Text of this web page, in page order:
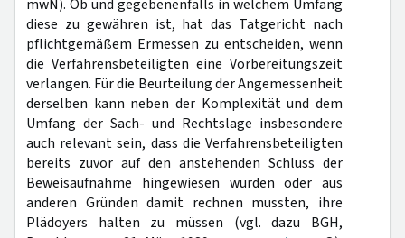
mwN). Ob und gegebenenfalls in welchem Umfang
diese zu gewähren ist, hat das Tatgericht nach
pflichtgemäßem Ermessen zu entscheiden, wenn
die Verfahrensbeteiligten eine Vorbereitungszeit
verlangen. Für die Beurteilung der Angemessenheit
derselben kann neben der Komplexität und dem
Umfang der Sach- und Rechtslage insbesondere
auch relevant sein, dass die Verfahrensbeteiligten
bereits zuvor auf den anstehenden Schluss der
Beweisaufnahme hingewiesen wurden oder aus
anderen Gründen damit rechnen mussten, ihre
Plädoyers halten zu müssen (vgl. dazu BGH,